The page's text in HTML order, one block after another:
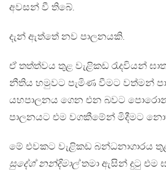
අවසන් වී තිබේ.
දැන් ඇත්තේ නව පාලනයකි.
ඒ තත්ත්වය තුළ වැළිකඩ රැදවියන්
නීතිය හමුවට පැමිණ වීමට වත්මන්
යහපාලනය ගෙන එන බවට
පාලනයට එම වගකීමේන් මිදීමට
මේ එවකට වැළිකඩ බන්ධනාගාරය
සුදේශ් නන්දිමාල්තමා ඇසින් දුටු එම